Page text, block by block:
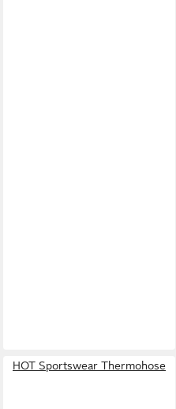
HOT Sportswear Thermohose